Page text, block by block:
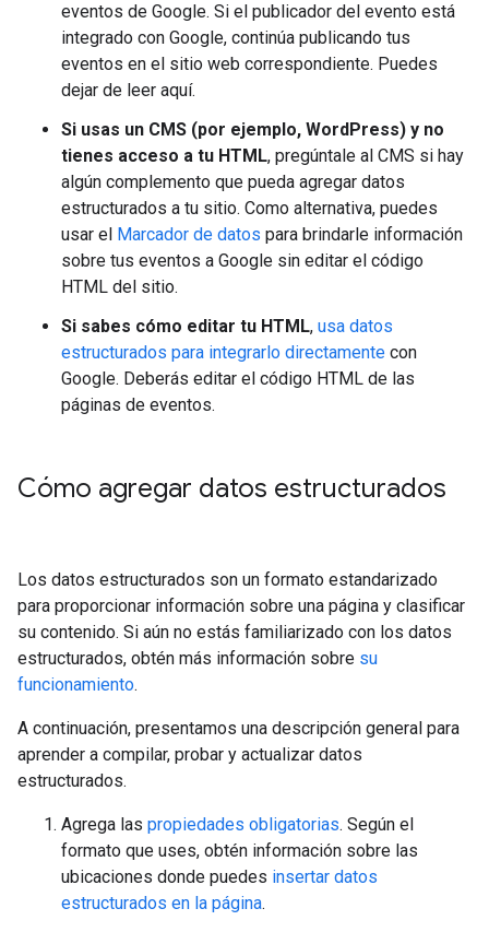
eventos de Google. Si el publicador del evento está
integrado con Google, continúa publicando tus
eventos en el sitio web correspondiente. Puedes
dejar de leer aquí.
Si usas un CMS (por ejemplo, WordPress) y no
tienes acceso a tu HTML, pregúntale al CMS si hay
algún complemento que pueda agregar datos
estructurados a tu sitio. Como alternativa, puedes
usar el Marcador de datos para brindarle información
sobre tus eventos a Google sin editar el código
HTML del sitio.
Si sabes cómo editar tu HTML, usa datos
estructurados para integrarlo directamente con
Google. Deberás editar el código HTML de las
páginas de eventos.
Cómo agregar datos estructurados
Los datos estructurados son un formato estandarizado
para proporcionar información sobre una página y clasificar
su contenido. Si aún no estás familiarizado con los datos
estructurados, obtén más información sobre su
funcionamiento.
A continuación, presentamos una descripción general para
aprender a compilar, probar y actualizar datos
estructurados.
Agrega las propiedades obligatorias. Según el
formato que uses, obtén información sobre las
ubicaciones donde puedes insertar datos
estructurados en la página.